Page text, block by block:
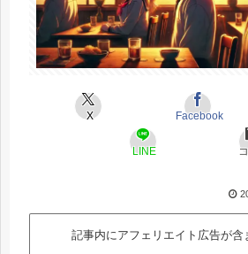
X Facebook
LINE
記事内にアフェリエイト広告が含